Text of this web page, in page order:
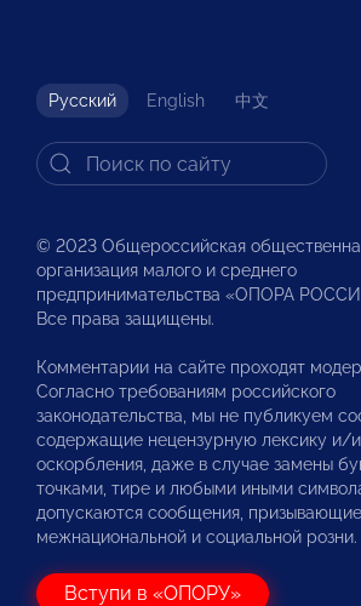
Русский English 中文
© 2023 Общероссийская
организация малого и среднего
предпринимательства «ОПОРА
Все права защищены.
Комментарии на сайте проходят
Согласно требованиям российского
законодательства, мы не публикуем
содержащие нецензурную лексику и/
оскорбления, даже в случае замены
точками, тире и любыми иными
допускаются сообщения,
межнациональной и социальной розни.
Вступи в «ОПОРУ»